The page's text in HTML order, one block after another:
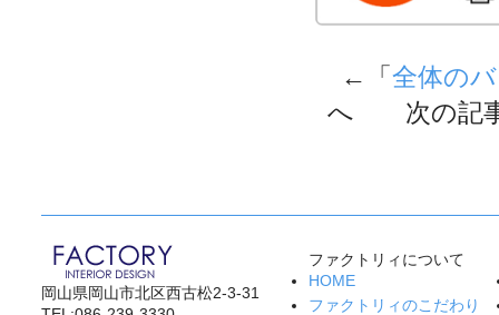
←「全体の
へ 次の記
岡山県岡山市北区西古松2-3-31
ファクトリィについて
HOME
ファクトリィのこだわり